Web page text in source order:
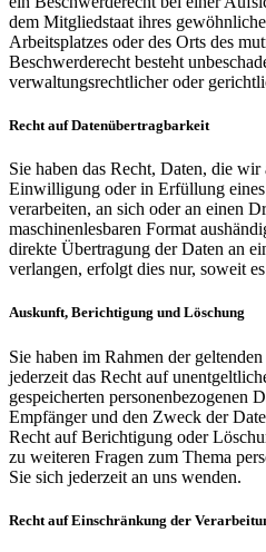
dem Mitgliedstaat ihres
Arbeitsplatzes oder des Orts des
Beschwerderecht besteht
verwaltungsrechtlicher oder
Recht auf Daten­übertrag­barkeit
Sie haben das Recht, Daten, die
Einwilligung oder in Erfüllung eines
verarbeiten, an sich oder an einen
maschinenlesbaren Format
direkte Übertragung der Daten an
verlangen, erfolgt dies nur, soweit
Auskunft, Berichtigung und Löschung
Sie haben im Rahmen der
jederzeit das Recht auf
gespeicherten personenbezogenen
Empfänger und den Zweck der
Recht auf Berichtigung oder
zu weiteren Fragen zum Thema
Sie sich jederzeit an uns wenden.
Recht auf Einschränkung der